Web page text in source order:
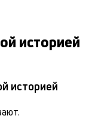
историей
историей